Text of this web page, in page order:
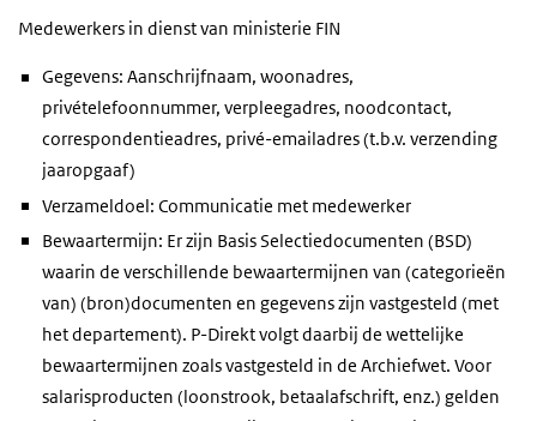
Medewerkers in dienst van ministerie FIN
Gegevens: Aanschrijfnaam, woonadres,
privételefoonnummer, verpleegadres, noodcontact,
correspondentieadres, privé-emailadres (t.b.v. verzending
jaaropgaaf)
Verzameldoel: Communicatie met medewerker
Bewaartermijn: Er zijn Basis Selectiedocumenten (BSD)
waarin de verschillende bewaartermijnen van (categorieën
van) (bron)documenten en gegevens zijn vastgesteld (met
het departement). P-Direkt volgt daarbij de wettelijke
bewaartermijnen zoals vastgesteld in de Archiefwet. Voor
salarisproducten (loonstrook, betaalafschrift, enz.) gelden